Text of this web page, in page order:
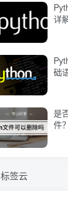
详
础
是
件？
标签云